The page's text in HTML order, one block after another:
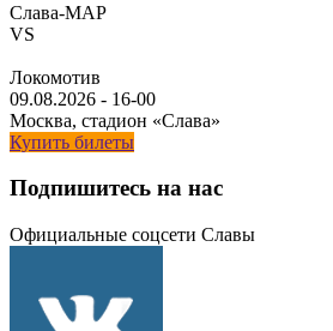
Слава-МАР
VS
Локомотив
09.08.2026 - 16-00
Москва, стадион «Слава»
Купить билеты
Подпишитесь на нас
Официальные соцсети Славы